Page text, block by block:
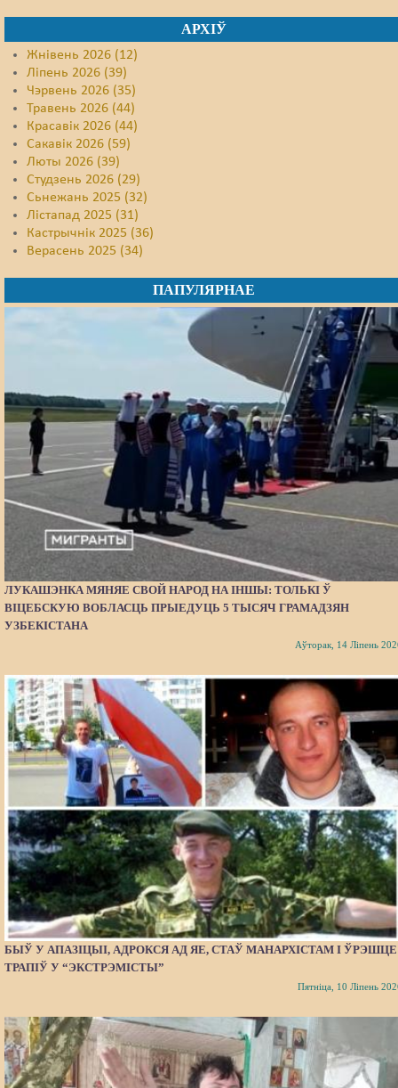
АРХІЎ
Жнівень 2026 (12)
Ліпень 2026 (39)
Чэрвень 2026 (35)
Травень 2026 (44)
Красавік 2026 (44)
Сакавік 2026 (59)
Люты 2026 (39)
Студзень 2026 (29)
Сьнежань 2025 (32)
Лістапад 2025 (31)
Кастрычнік 2025 (36)
Верасень 2025 (34)
ПАПУЛЯРНАЕ
ЛУКАШЭНКА МЯНЯЕ СВОЙ НАРОД НА ІНШЫ: ТОЛЬКІ Ў
ВІЦЕБСКУЮ ВОБЛАСЦЬ ПРЫЕДУЦЬ 5 ТЫСЯЧ ГРАМАДЗЯН
УЗБЕКІСТАНА
Аўторак, 14 Ліпень
БЫЎ У АПАЗІЦЫІ, АДРОКСЯ АД ЯЕ, СТАЎ МАНАРХІСТАМ І ЎРЭШЦЕ
ТРАПІЎ У “ЭКСТРЭМІСТЫ”
Пятніца, 10 Ліпень